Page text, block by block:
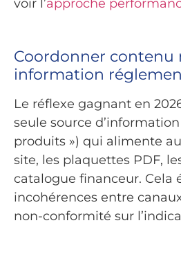
voir l’approche
Coordonner contenu
information
Le réflexe gagnant en
seule source
produits ») qui alimente
site, les plaquettes PDF,
catalogue financeur. Cela
incohérences entre
non-conformité sur